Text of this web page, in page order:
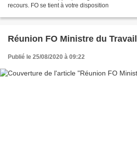
recours. FO se tient à votre disposition
Réunion FO Ministre du Travail
Publié le 25/08/2020 à 09:22